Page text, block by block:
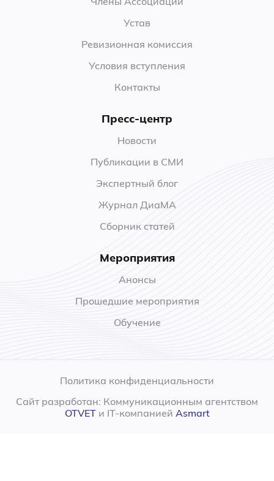
Устав
Ревизионная комиссия
Условия вступления
Контакты
Пресс-центр
Новости
Публикации в СМИ
Экспертный блог
Журнал ДиаМА
Сборник статей
Мероприятия
Анонсы
Прошедшие мероприятия
Обучение
Политика конфиденциальности
Сайт разработан: Коммуникационным агентством
OTVETи IT-компанией Asmart